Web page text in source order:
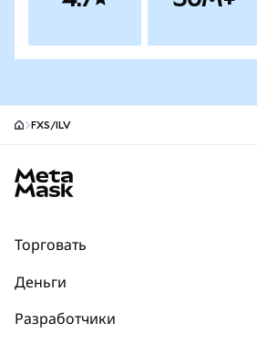
FXS/ILV
Торговать
Прогнозы
Деньги
Разработчики